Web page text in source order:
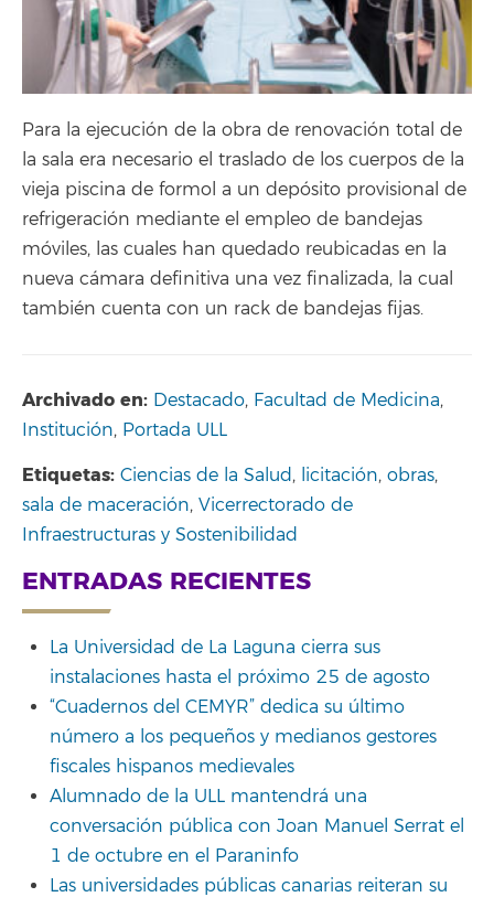
Para la ejecución de la obra de renovación total de
la sala era necesario el traslado de los cuerpos de la
vieja piscina de formol a un depósito provisional de
refrigeración mediante el empleo de bandejas
móviles, las cuales han quedado reubicadas en la
nueva cámara definitiva una vez finalizada, la cual
también cuenta con un rack de bandejas fijas.
Archivado en: Destacado, Facultad de Medicina,
Institución, Portada ULL
Etiquetas: Ciencias de la Salud, licitación, obras,
sala de maceración, Vicerrectorado de
Infraestructuras y Sostenibilidad
ENTRADAS RECIENTES
La Universidad de La Laguna cierra sus
instalaciones hasta el próximo 25 de agosto
“Cuadernos del CEMYR” dedica su último
número a los pequeños y medianos gestores
fiscales hispanos medievales
Alumnado de la ULL mantendrá una
conversación pública con Joan Manuel Serrat el
1 de octubre en el Paraninfo
Las universidades públicas canarias reiteran su